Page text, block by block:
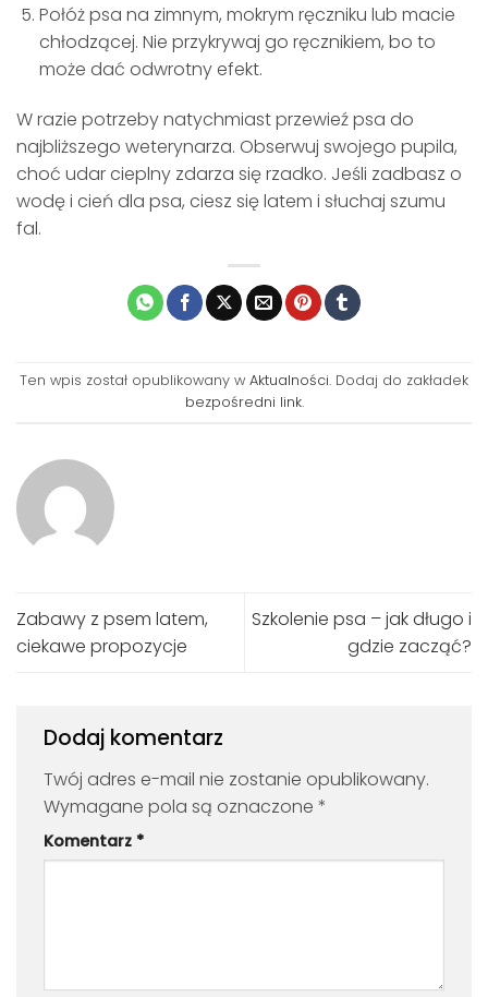
Połóż psa na zimnym, mokrym ręczniku lub macie
chłodzącej. Nie przykrywaj go ręcznikiem, bo to
może dać odwrotny efekt.
W razie potrzeby natychmiast przewieź psa do
najbliższego weterynarza. Obserwuj swojego pupila,
choć udar cieplny zdarza się rzadko. Jeśli zadbasz o
wodę i cień dla psa, ciesz się latem i słuchaj szumu
fal.
Ten wpis został opublikowany w Aktualności. Dodaj do zakładek
bezpośredni link.
Zabawy z psem latem,
ciekawe propozycje
Szkolenie psa – jak długo i
gdzie zacząć?
Dodaj komentarz
Twój adres e-mail nie zostanie opublikowany.
Wymagane pola są oznaczone *
Komentarz *